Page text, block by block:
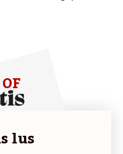
lus